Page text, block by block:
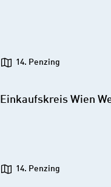
14. Penzing
Einkaufskreis Wien
14. Penzing